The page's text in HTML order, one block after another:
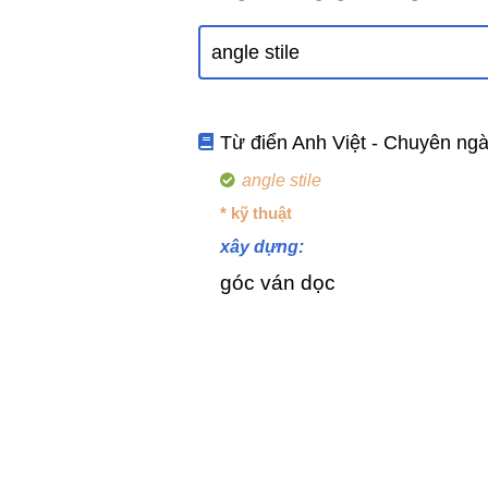
Từ điển Anh Việt - Chuyên
angle stile
* kỹ thuật
xây dựng:
góc ván dọc